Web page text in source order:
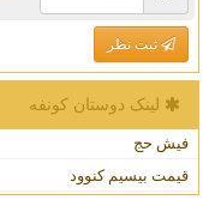
ثبت نظر
لینک دوستان كونفه
فیش حج
قیمت بیسیم کنوود